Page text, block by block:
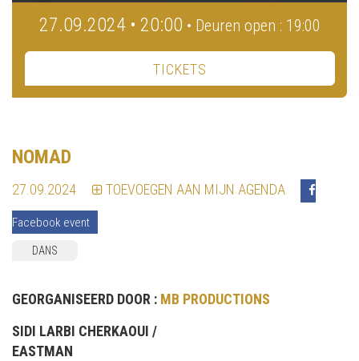
27.09.2024 • 20:00 • Deuren open : 19:00
TICKETS
NOMAD
27.09.2024 TOEVOEGEN AAN MIJN AGENDA
Facebook event
DANS
GEORGANISEERD DOOR : MB PRODUCTIONS
SIDI LARBI CHERKAOUI /
EASTMAN